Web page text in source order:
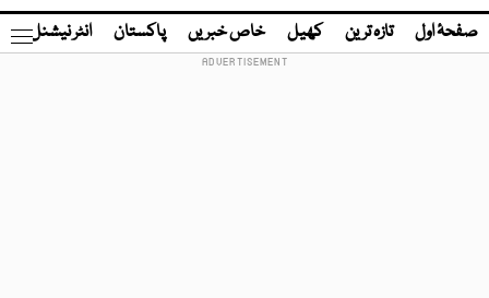
صفحۂ اول تازہ ترین کھیل خاص خبریں پاکستان انٹر نیشنل